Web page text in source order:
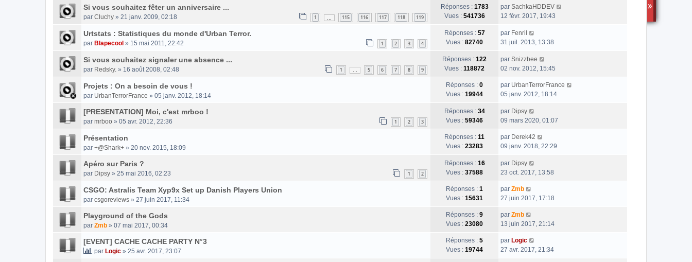
Si vous souhaitez fêter un anniversaire ...
par Cluchy » 21 janv. 2009, 02:18 1 115 116 117 118 119
Réponses : 1783
Vues : 541736
par SachkaHDDEV
12 févr. 2017, 19:43
Urtstats : Statistiques du monde d'Urban Terror.
par Blapecool » 15 mai 2011, 22:42 1 2 3 4
Réponses : 57
Vues : 82740
par Fenril
31 juil. 2013, 13:38
Si vous souhaitez signaler une absence ...
par Redsky. » 16 août 2008, 02:48 1 5 6 7 8 9
Réponses : 122
Vues : 118872
par Snizzbee
02 nov. 2012, 15:45
Projets : On a besoin de vous !
par UrbanTerrorFrance » 05 janv. 2012, 18:14
Réponses : 0
Vues : 19944
par UrbanTerrorFrance
05 janv. 2012, 18:14
[PRESENTATION] Moi, c'est mrboo !
par mrboo » 05 avr. 2012, 22:36 1 2 3
Réponses : 34
Vues : 59346
par Dipsy
09 mars 2020, 01:07
Présentation
par +@Shark+ » 20 nov. 2015, 18:09
Réponses : 11
Vues : 23283
par Derek42
09 janv. 2018, 22:29
Apéro sur Paris ?
par Dipsy » 25 mai 2016, 02:23 1 2
Réponses : 16
Vues : 37588
par Dipsy
23 oct. 2017, 13:58
CSGO: Astralis Team Xyp9x Set up Danish Players Union
par csgoreviews » 27 juin 2017, 11:34
Réponses : 1
Vues : 15631
par Zmb
27 juin 2017, 17:18
Playground of the Gods
par Zmb » 07 mai 2017, 00:34
Réponses : 9
Vues : 23080
par Zmb
13 juin 2017, 21:14
[EVENT] CACHE CACHE PARTY N°3
par Logic » 25 avr. 2017, 23:07
Réponses : 5
Vues : 19744
par Logic
27 avr. 2017, 21:34